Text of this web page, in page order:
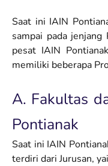
Saat ini IAIN
sampai pada jenjang
pesat IAIN
memiliki beberapa
A. Fakultas
Pontianak
Saat ini IAIN
terdiri dari Jurusan,